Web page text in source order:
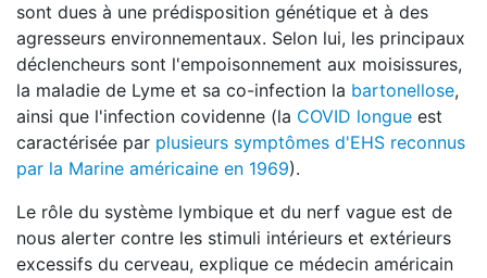
sont dues à une prédisposition génétique et à des
agresseurs environnementaux. Selon lui, les principaux
déclencheurs sont l'empoisonnement aux moisissures,
la maladie de Lyme et sa co-infection la bartonellose,
ainsi que l'infection covidenne (la COVID longue est
caractérisée par plusieurs symptômes d'EHS reconnus
par la Marine américaine en 1969).
Le rôle du système lymbique et du nerf vague est de
nous alerter contre les stimuli intérieurs et extérieurs
excessifs du cerveau, explique ce médecin américain